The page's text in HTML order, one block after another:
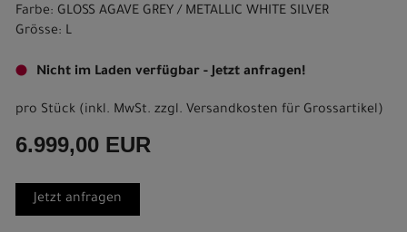
Farbe: GLOSS AGAVE GREY / METALLIC WHITE SILVER
Grösse: L
Nicht im Laden verfügbar - Jetzt anfragen!
pro Stück (inkl. MwSt. zzgl. Versandkosten für Grossartikel)
6.999,00 EUR
Jetzt anfragen